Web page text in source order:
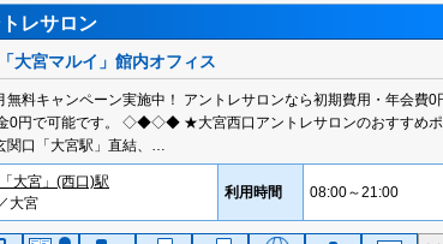
レサロン
大宮マルイ」館内オフィス
キャンペーン実施中！ アントレサロンなら初期費用・年会費0
0円で可能です。 ◇◆◇◆ ★大宮西口アントレサロンのおすすめポ
関口「大宮駅」直結、…
大宮」(西口)駅
大宮
利用時間 08:00～21:00